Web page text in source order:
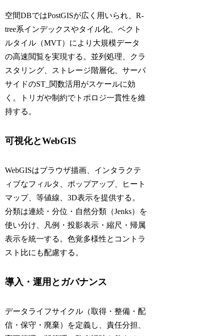
空間DBではPostGISが広く用いられ、R-
tree系インデックスやタイル化、ベクト
ルタイル（MVT）により大規模データ
の高速閲覧を実現する。並列処理、クラ
スタリング、ストレージ階層化、サーバ
サイドのST_関数活用がスケールに効
く。トリガや制約でトポロジ一貫性を維
持する。
可視化とWebGIS
WebGISはブラウザ描画、インタラクテ
ィブなフィルタ、ポップアップ、ヒート
マップ、等値線、3D表示を提供する。
分類は連続・分位・自然分類（Jenks）を
使い分け、凡例・投影表示・縮尺・帰属
表示を統一する。色覚多様性とコントラ
スト比にも配慮する。
導入・運用とガバナンス
データライフサイクル（取得・整備・配
信・保守・廃棄）を定義し、責任分担、